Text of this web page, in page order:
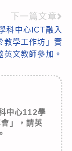
下一篇文章
科中心ICT融入
教學工作坊」實
英文教師參加。
中心112學
」，請英